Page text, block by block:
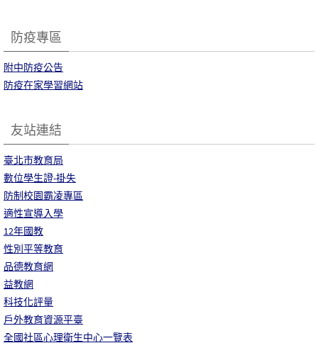
防疫專區
附中防疫公告
防疫在家學習網站
友站連結
臺北市教育局
數位學生證-掛失
防制校園霸凌專區
適性宣導入學
12年國教
性別平等教育
品德教育網
益教網
科技化評量
戶外教育資源平臺
全國社區心理衛生中心一覽表